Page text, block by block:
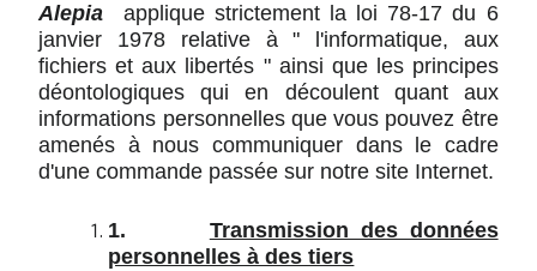
Alepia applique strictement la loi 78-17 du 6
janvier 1978 relative à " l'informatique, aux
fichiers et aux libertés " ainsi que les principes
déontologiques qui en découlent quant aux
informations personnelles que vous pouvez être
amenés à nous communiquer dans le cadre
d'une commande passée sur notre site Internet.
1. Transmission des données
personnelles à des tiers